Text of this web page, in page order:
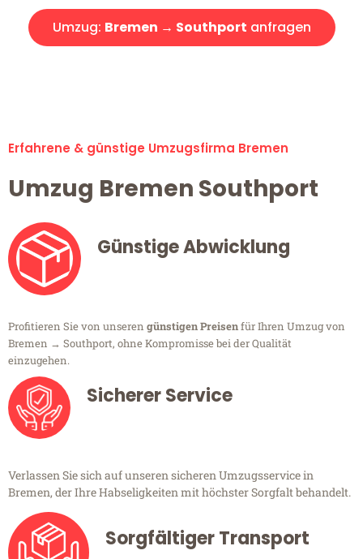
Umzug: Bremen → Southport anfragen
Erfahrene & günstige Umzugsfirma Bremen
Umzug Bremen Southport
Günstige Abwicklung
Profitieren Sie von unseren günstigen Preisenfür Ihren Umzug von
Bremen → Southport, ohne Kompromisse bei der Qualität
einzugehen.
Sicherer Service
Verlassen Sie sich auf unseren sicheren Umzugsservice in
Bremen, der Ihre Habseligkeiten mit höchster Sorgfalt behandelt.
Sorgfältiger Transport